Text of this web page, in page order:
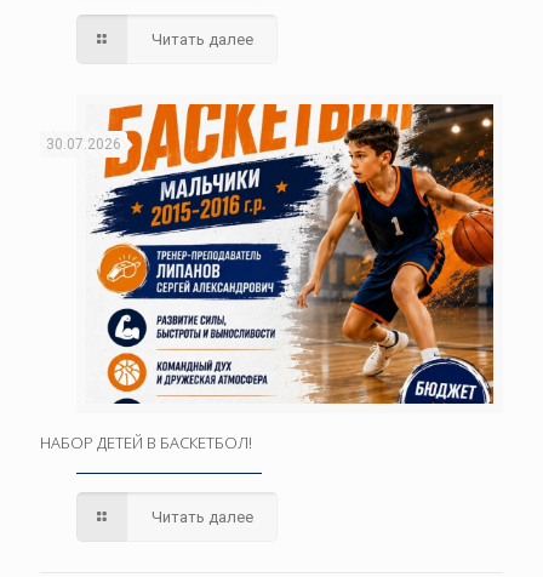
Читать далее
30.07.2026
НАБОР ДЕТЕЙ В БАСКЕТБОЛ!
Читать далее